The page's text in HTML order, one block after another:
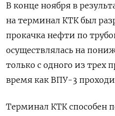
В конце ноября в
на терминал КТК был
прокачка нефти по
осуществлялась ‍на
только с одного из ‌трех
время как ВПУ-3
Терминал КТК способен